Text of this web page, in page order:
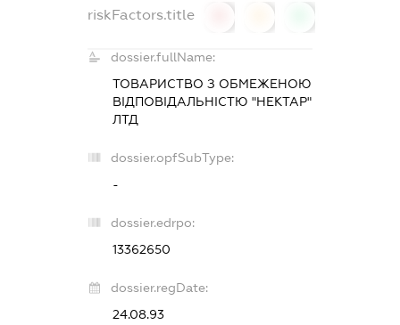
riskFactors.title
dossier.fullName:
ТОВАРИСТВО З ОБМЕЖЕНОЮ
ВІДПОВІДАЛЬНІСТЮ "НЕКТАР"
ЛТД
dossier.opfSubType:
-
dossier.edrpo:
13362650
dossier.regDate:
24.08.93